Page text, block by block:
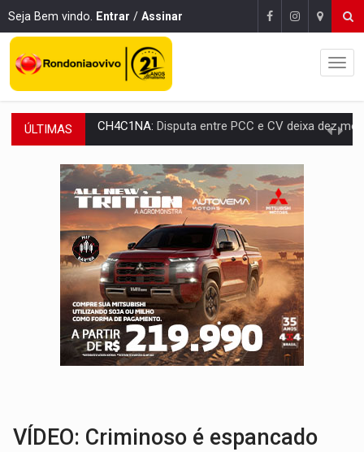
Seja Bem vindo. Entrar / Assinar
ÚLTIMAS IMUNIZAÇÃO:Prefeitura inicia campanha de multivacinação para crianças
QUIRINUS:Draco faz operação para prender faccionados que atacaram
TRAFICANTE PRESO:Operação Brasil Contra o Crime apreende quase meia
SUPER EL NIÑO:Trabalho inédito vai garantir água potável para
FAMÍLIA MORREU:Identificadas as cinco vítimas de acidente na BR-364,
BRASIL CONTRA O CRIME:Acusado de guardar armas de facção é preso com
TRAGÉDIA:Sobe para cinco o número de mortos em colisão entre carreta e
TRANSPORTE DE ARROZ:MPF assegura cumprimento da legislação sobre transporte
VÍDEO: Criminoso é espancado